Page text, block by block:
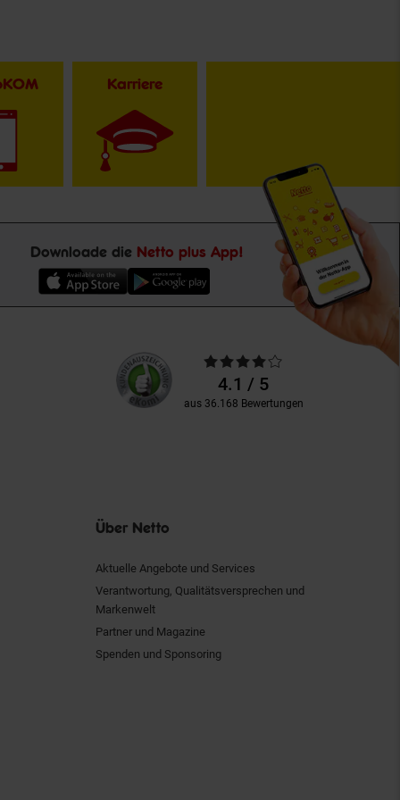
Karriere
Downloade die Netto plus App!
Unsere
Kundenbewertungen
Durchschnittliche
Bewertungen4.1 / 5
aus 36.168 Bewertungen
Über Netto
Aktuelle Angebote und Services
Verantwortung, Qualitätsversprechen und
Markenwelt
Partner und Magazine
Spenden und Sponsoring